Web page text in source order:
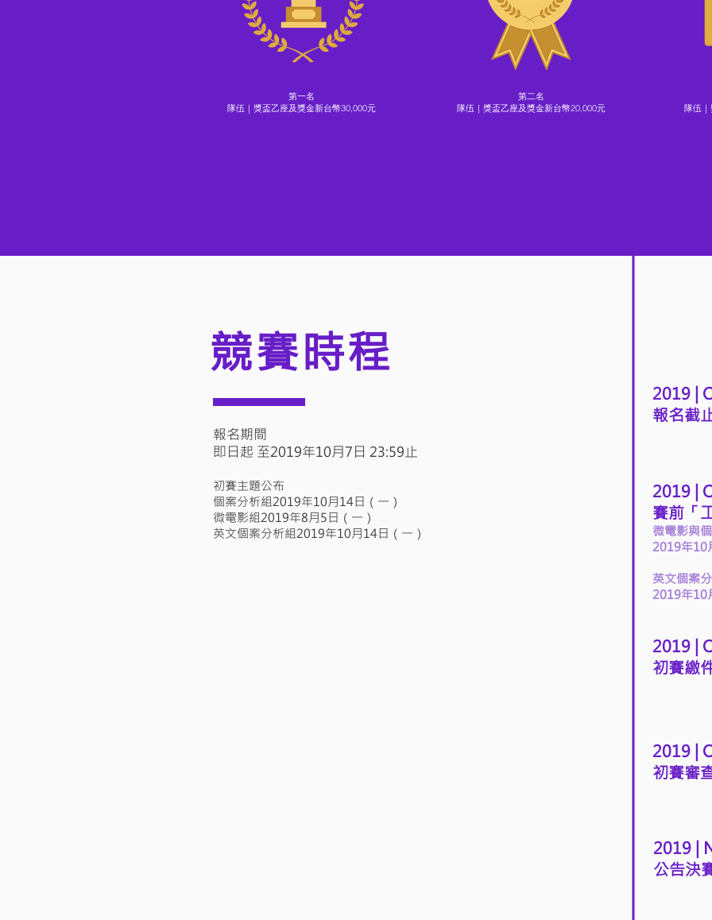
第一名
隊伍｜獎盃乙座及獎金新台幣30,000元
第二名
隊伍｜獎盃乙座及獎金新台幣20,000元
隊伍
競賽時程
報名期間
即日起 至2019年10月7日 23:59止
初賽主題公布
個案分析組2019年10月14日（一）
微電影組2019年8月5日（一）
英文個案分析組2019年10月14日（一）
2019 |
報名截
2019 |
賽前「
微電影與
2019年10
英文個案
2019年10
2019 |
初賽繳
2019 |
初賽審
2019 |
公告決